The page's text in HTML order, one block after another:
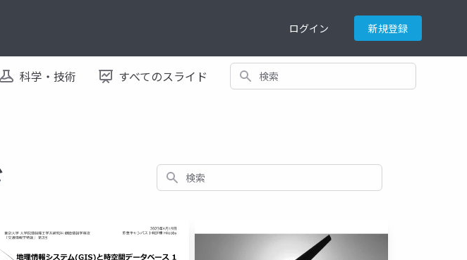
ログイン 新規登録
科学・技術 すべてのスライド 検索
検索